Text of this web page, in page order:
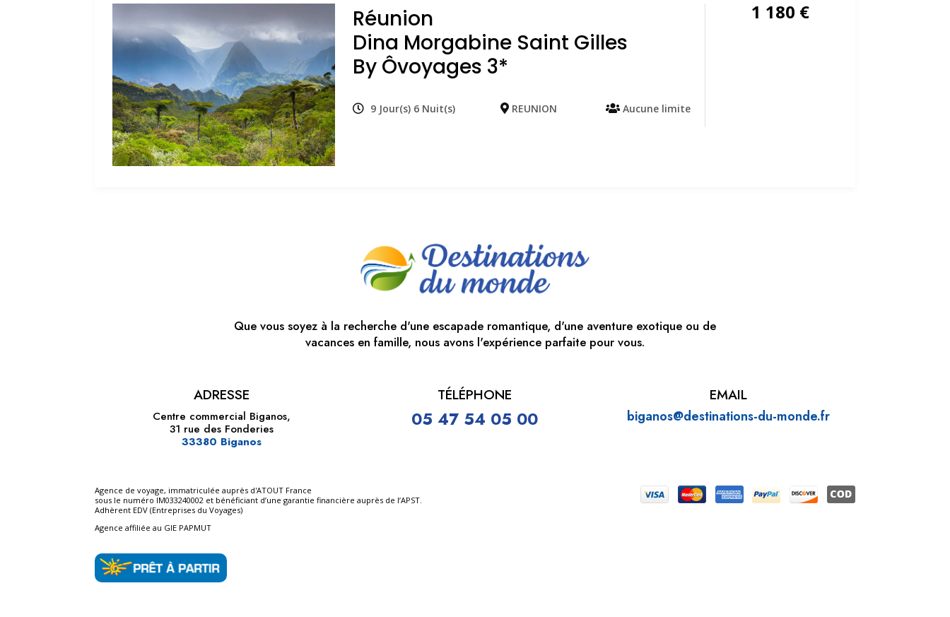
Réunion
Dina Morgabine Saint Gilles
By Ôvoyages 3*
9 Jour(s) 6 Nuit(s) REUNION Aucune limite
1 180 €
Que vous soyez à la recherche d'une escapade romantique, d'une aventure exotique ou de
vacances en famille, nous avons l'expérience parfaite pour vous.
ADRESSE
Centre commercial Biganos,
31 rue des Fonderies
33380 Biganos
TÉLÉPHONE
05 47 54 05 00
EMAIL
biganos@destinations-du-monde.fr
Agence de voyage, immatriculée auprès d'ATOUT France
sous le numéro IM033240002 et bénéficiant d’une garantie financière auprès de l’APST.
Adhèrent EDV (Entreprises du Voyages)
Agence affiliée au GIE PAPMUT